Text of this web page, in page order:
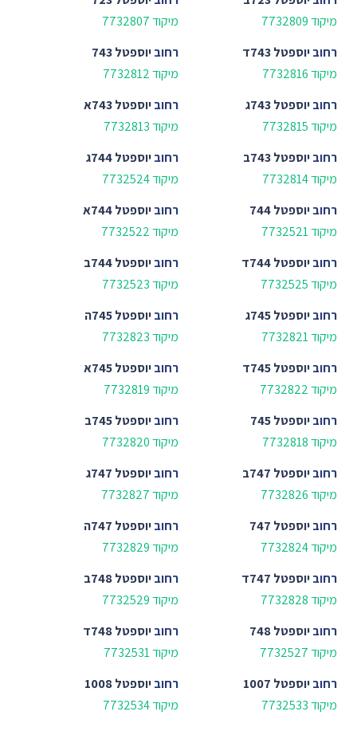
מיקוד 7732809
מיקוד 7732807
רחוביוספטל 743ד
מיקוד 7732816
רחוביוספטל 743
מיקוד 7732812
רחוביוספטל 743ג
מיקוד 7732815
רחוביוספטל 743א
מיקוד 7732813
רחוביוספטל 743ב
מיקוד 7732814
רחוביוספטל 744ג
מיקוד 7732524
רחוביוספטל 744
מיקוד 7732521
רחוביוספטל 744א
מיקוד 7732522
רחוביוספטל 744ד
מיקוד 7732525
רחוביוספטל 744ב
מיקוד 7732523
רחוביוספטל 745ג
מיקוד 7732821
רחוביוספטל 745ה
מיקוד 7732823
רחוביוספטל 745ד
מיקוד 7732822
רחוביוספטל 745א
מיקוד 7732819
רחוביוספטל 745
מיקוד 7732818
רחוביוספטל 745ב
מיקוד 7732820
רחוביוספטל 747ב
מיקוד 7732826
רחוביוספטל 747ג
מיקוד 7732827
רחוביוספטל 747
מיקוד 7732824
רחוביוספטל 747ה
מיקוד 7732829
רחוביוספטל 747ד
מיקוד 7732828
רחוביוספטל 748ב
מיקוד 7732529
רחוביוספטל 748
מיקוד 7732527
רחוביוספטל 748ד
מיקוד 7732531
רחוביוספטל 1007
מיקוד 7732533
רחוביוספטל 1008
מיקוד 7732534